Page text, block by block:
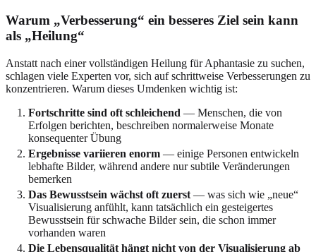
Warum „Verbesserung“ ein besseres Ziel sein kann
als „Heilung“
Anstatt nach einer vollständigen Heilung für Aphantasie zu suchen,
schlagen viele Experten vor, sich auf schrittweise Verbesserungen zu
konzentrieren. Warum dieses Umdenken wichtig ist:
Fortschritte sind oft schleichend — Menschen, die von
Erfolgen berichten, beschreiben normalerweise Monate
konsequenter Übung
Ergebnisse variieren enorm — einige Personen entwickeln
lebhafte Bilder, während andere nur subtile Veränderungen
bemerken
Das Bewusstsein wächst oft zuerst — was sich wie „neue“
Visualisierung anfühlt, kann tatsächlich ein gesteigertes
Bewusstsein für schwache Bilder sein, die schon immer
vorhanden waren
Die Lebensqualität hängt nicht von der Visualisierung ab